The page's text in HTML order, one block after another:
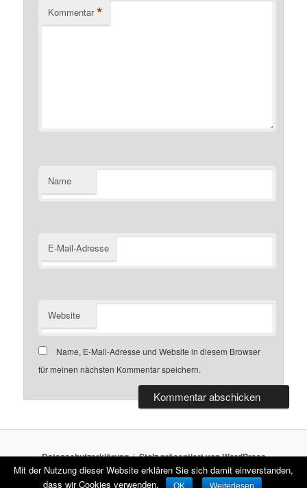
Kommentar *
Name
E-Mail-Adresse
Website
Name, E-Mail-Adresse und Website in diesem Browser
für meinen nächsten Kommentar speichern.
Datenschutzerklärung Stolz präsentiert von WordPress
Mit der Nutzung dieser Website erklären Sie sich damit einverstanden,
dass wir Cookies verwenden.
OK Weiterlesen